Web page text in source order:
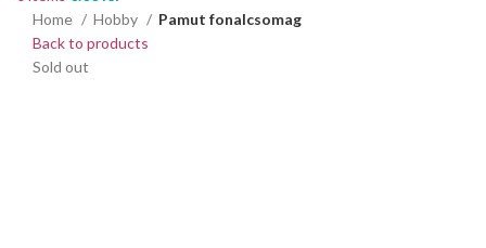
Home
Hobby
Pamut fonalcsomag
Back to products
Sold out